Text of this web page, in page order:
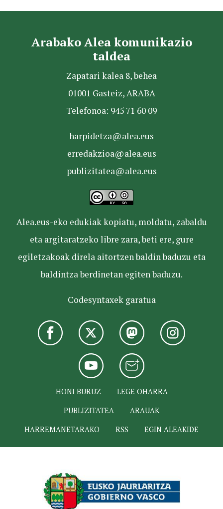
Arabako Alea komunikazio
taldea
Zapatari kalea 8, behea
01001 Gasteiz, ARABA
Telefonoa: 945 71 60 09
harpidetza@alea.eus
erredakzioa@alea.eus
publizitatea@alea.eus
Alea.eus-eko edukiak kopiatu, moldatu, zabaldu
eta argitaratzeko libre zara, beti ere, gure
egiletzakoak direla aitortzen baldin baduzu eta
baldintza berdinetan egiten baduzu.
Codesyntaxek garatua
HONI BURUZ
LEGE OHARRA
PUBLIZITATEA
ARAUAK
HARREMANETARAKO
RSS EGIN ALEAKIDE